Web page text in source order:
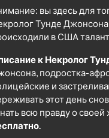
вы здесь для
Тунде
в США
к Некролог
подростка-
и
этот день
всю правду о